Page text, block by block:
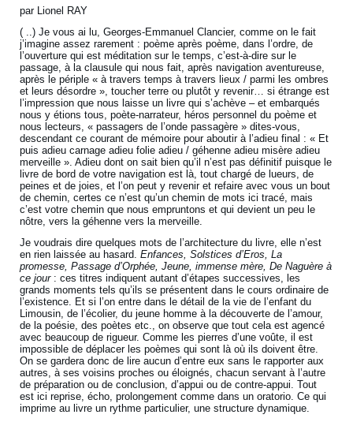
par Lionel RAY
( ..) Je vous ai lu, Georges-Emmanuel Clancier, comme on le fait
j’imagine assez rarement : poème après poème, dans l’ordre, de
l’ouverture qui est méditation sur le temps, c’est-à-dire sur le
passage, à la clausule qui nous fait, après navigation aventureuse,
après le périple « à travers temps à travers lieux / parmi les ombres
et leurs désordre », toucher terre ou plutôt y revenir… si étrange est
l’impression que nous laisse un livre qui s’achève – et embarqués
nous y étions tous, poète-narrateur, héros personnel du poème et
nous lecteurs, « passagers de l’onde passagère » dites-vous,
descendant ce courant de mémoire pour aboutir à l’adieu final : « Et
puis adieu carnage adieu folie adieu / géhenne adieu misère adieu
merveille ». Adieu dont on sait bien qu’il n’est pas définitif puisque le
livre de bord de votre navigation est là, tout chargé de lueurs, de
peines et de joies, et l’on peut y revenir et refaire avec vous un bout
de chemin, certes ce n’est qu’un chemin de mots ici tracé, mais
c’est votre chemin que nous empruntons et qui devient un peu le
nôtre, vers la géhenne vers la merveille.
Je voudrais dire quelques mots de l’architecture du livre, elle n’est
en rien laissée au hasard.Enfances, Solstices d’Eros, La
promesse, Passage d’Orphée, Jeune, immense mère, De Naguère à
ce jour : ces titres indiquent autant d’étapes successives, les
grands moments tels qu’ils se présentent dans le cours ordinaire de
l’existence. Et si l’on entre dans le détail de la vie de l’enfant du
Limousin, de l’écolier, du jeune homme à la découverte de l’amour,
de la poésie, des poètes etc., on observe que tout cela est agencé
avec beaucoup de rigueur. Comme les pierres d’une voûte, il est
impossible de déplacer les poèmes qui sont là où ils doivent être.
On se gardera donc de lire aucun d’entre eux sans le rapporter aux
autres, à ses voisins proches ou éloignés, chacun servant à l’autre
de préparation ou de conclusion, d’appui ou de contre-appui. Tout
est ici reprise, écho, prolongement comme dans un oratorio. Ce qui
imprime au livre un rythme particulier, une structure dynamique.